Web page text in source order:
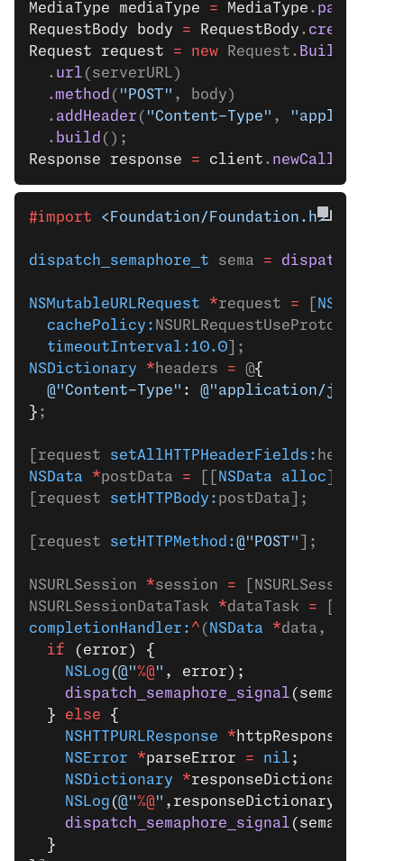
MediaType mediaType = MediaType . parse
RequestBody body = RequestBody . create
Request request = new Request. Builder
  .
url (serverURL)
  .
method ( "POST" , body)
  .
addHeader ( "Content-Type" ,
  .
build ();
Response response = client . newCall
#import <Foundation/Foundation.h>
dispatch_semaphore_t sema =
NSMutableURLRequest *request =
  cachePolicy:
  timeoutInterval:10.0
];
NSDictionary * headers = @{
  @"Content-Type"
: @"application/json"
} ;
[request setAllHTTPHeaderFields: headers];
NSData *postData = NSData alloc
[request setHTTPBody: postData];
[request setHTTPMethod:@"POST" ];
NSURLSession *session = [NSURLSession
NSURLSessionDataTask *dataTask =
completionHandler: ^ ( NSData *data,
  if
(error) {
    NSLog
(@"%@" , error);
    dispatch_semaphore_signal
(sema);
  }
else {
    NSHTTPURLResponse
* httpResponse
    NSError
*parseError = nil ;
    NSDictionary
*responseDictionary
    NSLog
(@"%@" ,responseDictionary);
    dispatch_semaphore_signal
(sema);
  }